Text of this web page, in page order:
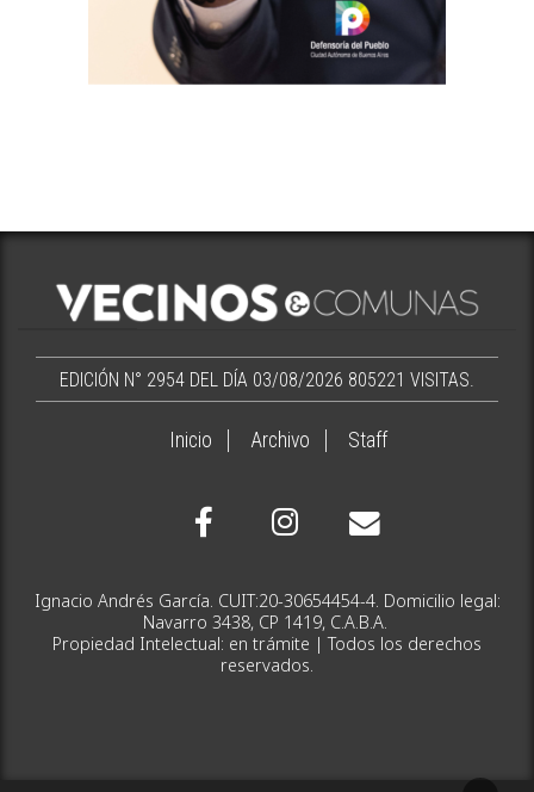
EDICIÓN N° 2954 DEL DÍA 03/08/2026 805221 VISITAS.
Inicio Archivo Staff
Ignacio Andrés García. CUIT:20-30654454-4. Domicilio legal:
Navarro 3438, CP 1419, C.A.B.A.
Propiedad Intelectual: en trámite | Todos los derechos
reservados.